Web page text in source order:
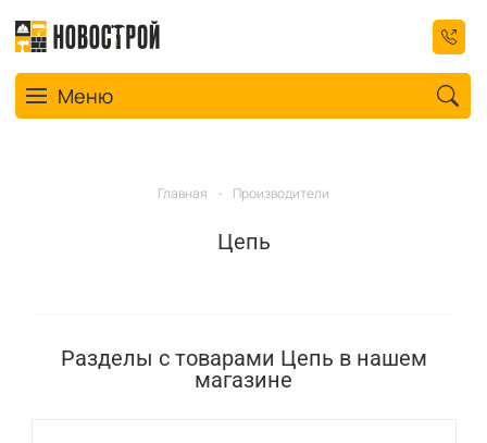
Toggle navigation
Меню
Главная - Производители
Цепь
Разделы с товарами Цепь в нашем
магазине